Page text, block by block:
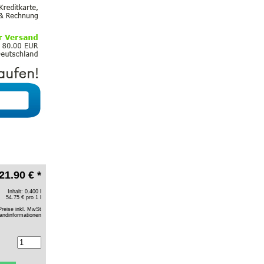
€ *
Inhalt: 0.400 l
54.75 € pro 1 l
inkl. MwSt